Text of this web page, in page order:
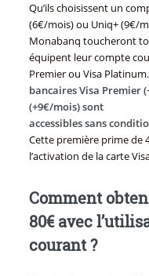
Qu’ils choisissent un
(6€/mois) ou Uniq+ (9€/
Monabanq toucheront
équipent leur compte
Premier ou Visa Platinum.
bancaires Visa Premier
(+9€/mois) sont
accessibles sans
Cette première prime de
l’activation de la carte
Comment
80€ avec
courant ?